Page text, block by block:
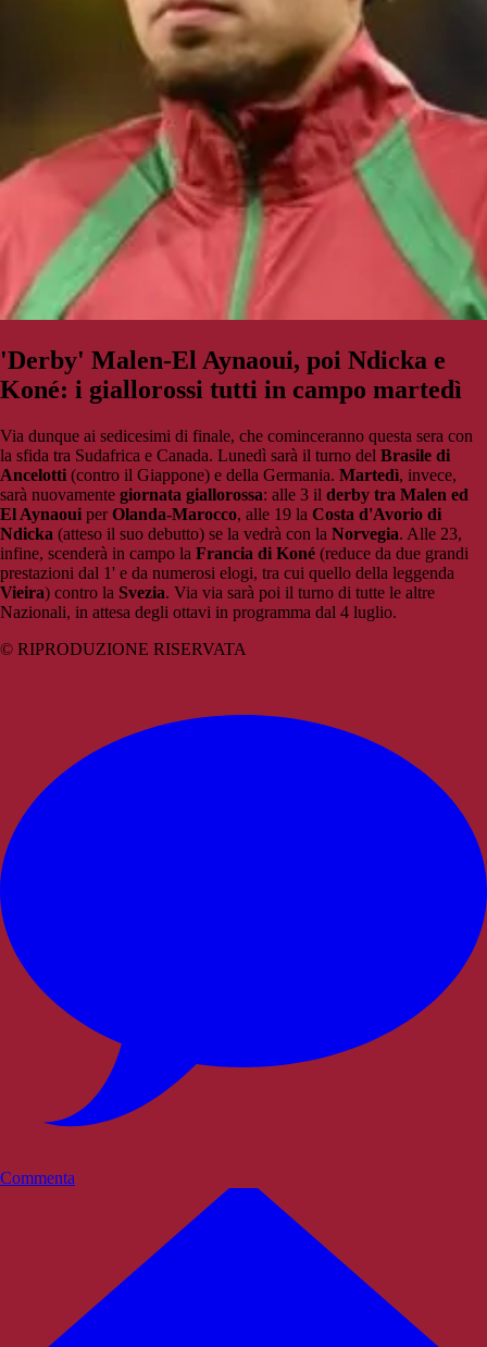
'Derby' Malen-El Aynaoui, poi Ndicka e
Koné: i giallorossi tutti in campo martedì
Via dunque ai sedicesimi di finale, che cominceranno questa sera con
la sfida tra Sudafrica e Canada. Lunedì sarà il turno del Brasile di
Ancelotti (contro il Giappone) e della Germania. Martedì, invece,
sarà nuovamente giornata giallorossa: alle 3 il derby tra Malen ed
El Aynaoui perOlanda-Marocco, alle 19 la Costa d'Avorio di
Ndicka (atteso il suo debutto) se la vedrà con la Norvegia. Alle 23,
infine, scenderà in campo la Francia di Koné (reduce da due grandi
prestazioni dal 1' e da numerosi elogi, tra cui quello della leggenda
Vieira) contro la Svezia. Via via sarà poi il turno di tutte le altre
Nazionali, in attesa degli ottavi in programma dal 4 luglio.
© RIPRODUZIONE RISERVATA
Commenta